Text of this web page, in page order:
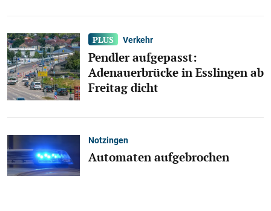
Verkehr
Pendler aufgepasst:
Adenauerbrücke in Esslingen ab
Freitag dicht
Notzingen
Automaten aufgebrochen